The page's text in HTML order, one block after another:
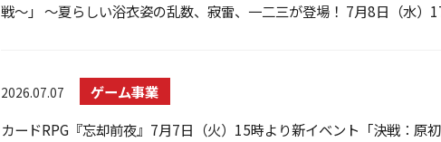
戦～」 ～夏らしい浴衣姿の乱数、寂雷、一二三が登場！ 7月8日（水）
2026.07.07
ゲーム事業
カードRPG『忘却前夜』7月7日（火）15時より新イベント「決戦：原